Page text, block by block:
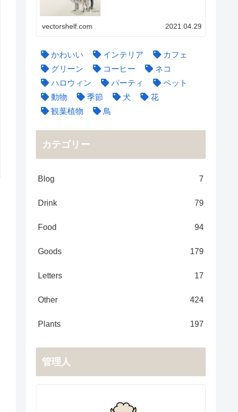
vectorshelf.com 2021.04.29
かわいい インテリア
カフェ
グリーン
コーヒー
ネコ
ハロウィン
パーティ
ペット
動物
季節 犬
花
観葉植物
鳥
カテゴリー
Blog 7
Drink 79
Food 94
Goods 179
Letters 17
Other 424
Plants 197
管理人